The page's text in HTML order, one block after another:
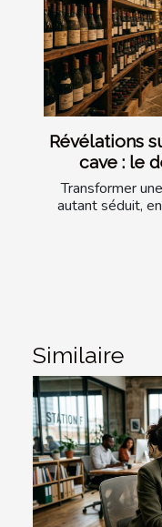
Révélations
cave : le
Transformer
autant séduit,
Similaire